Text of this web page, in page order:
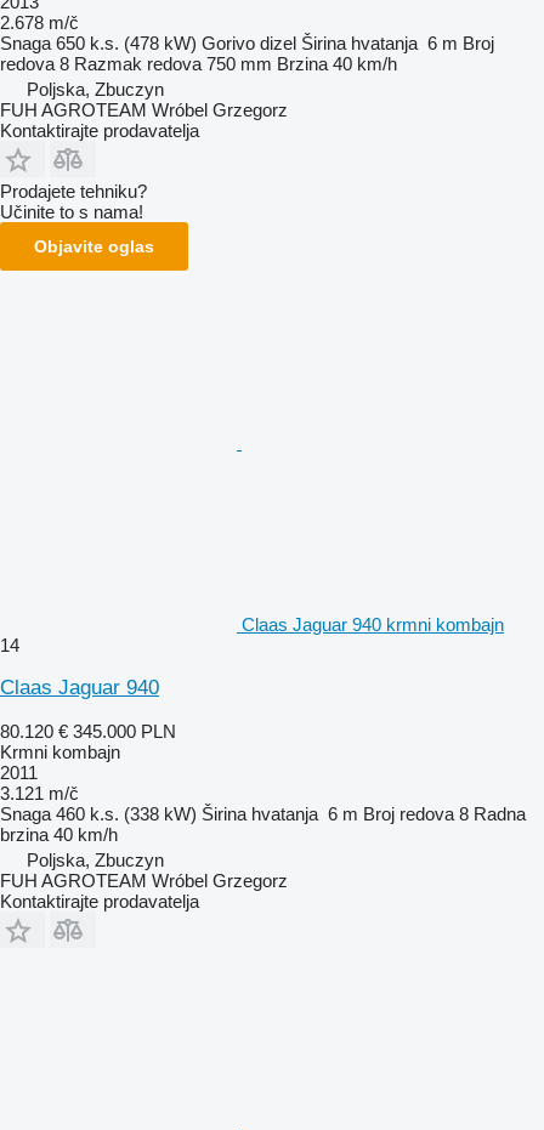
2.678 m/č
Snaga 650 k.s. (478 kW) Gorivo dizel Širina hvatanja 6 m Broj
redova 8 Razmak redova 750 mm Brzina 40 km/h
Poljska, Zbuczyn
FUH AGROTEAM Wróbel Grzegorz
Kontaktirajte prodavatelja
Prodajete tehniku?
Učinite to s nama!
Objavite oglas
Claas Jaguar 940 krmni kombajn
14
Claas Jaguar 940
80.120 € 345.000 PLN
Krmni kombajn
2011
3.121 m/č
Snaga 460 k.s. (338 kW) Širina hvatanja 6 m Broj redova 8 Radna
brzina 40 km/h
Poljska, Zbuczyn
FUH AGROTEAM Wróbel Grzegorz
Kontaktirajte prodavatelja